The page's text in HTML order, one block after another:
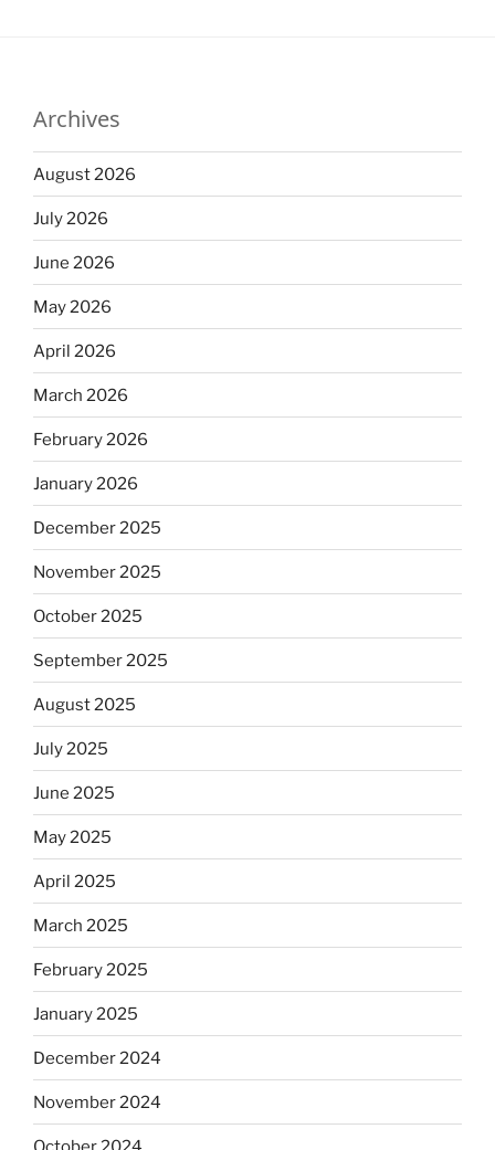
Archives
August 2026
July 2026
June 2026
May 2026
April 2026
March 2026
February 2026
January 2026
December 2025
November 2025
October 2025
September 2025
August 2025
July 2025
June 2025
May 2025
April 2025
March 2025
February 2025
January 2025
December 2024
November 2024